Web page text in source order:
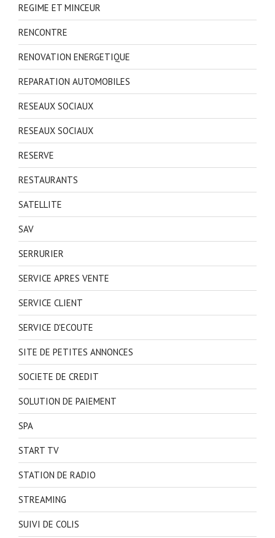
REGIME ET MINCEUR
RENCONTRE
RENOVATION ENERGETIQUE
REPARATION AUTOMOBILES
RESEAUX SOCIAUX
RESEAUX SOCIAUX
RESERVE
RESTAURANTS
SATELLITE
SAV
SERRURIER
SERVICE APRES VENTE
SERVICE CLIENT
SERVICE D'ECOUTE
SITE DE PETITES ANNONCES
SOCIETE DE CREDIT
SOLUTION DE PAIEMENT
SPA
START TV
STATION DE RADIO
STREAMING
SUIVI DE COLIS